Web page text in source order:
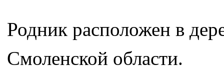
Родник расположен в
Смоленской области.